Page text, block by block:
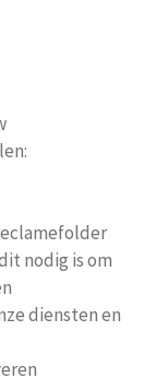
nodig is om
diensten en